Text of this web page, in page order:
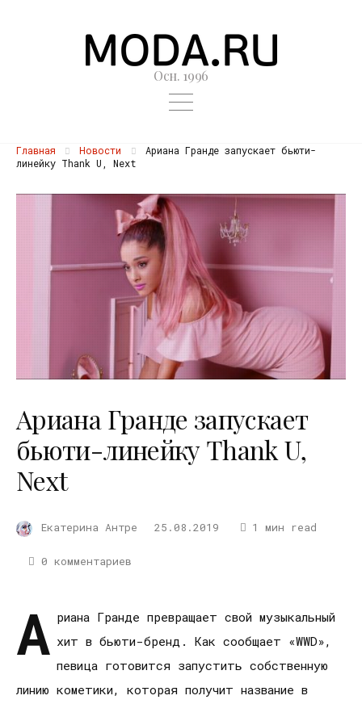
Осн. 1996
Главная Новости
Ариана Гранде запускает бьюти-
линейку Thank U, Next
Ариана Гранде запускает
бьюти-линейку Thank U,
Next
Екатерина Антре 25.08.2019 1 мин read
0 комментариев
А риана Гранде превращает свой музыкальный
хит в бьюти-бренд. Как сообщает «WWD»,
певица готовится запустить собственную
линию кометики, которая получит название в